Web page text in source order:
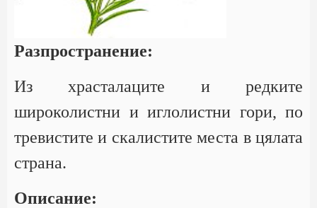
Разпространение:
Из храсталаците и редките
широколистни и иглолистни гори, по
тревистите и скалистите места в цялата
страна.
Описание: